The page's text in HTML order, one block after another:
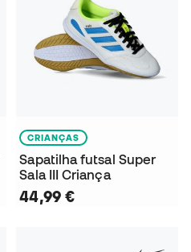
CRIANÇAS
Sapatilha futsal Super
Sala III Criança
44,99 €